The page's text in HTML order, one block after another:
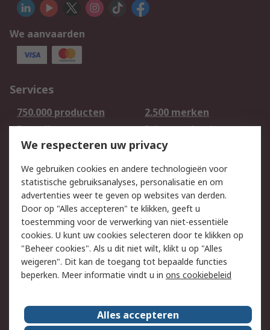
We aanvaarden
Services
750.000 producten
2.500 merken
Bestellen
Inkoopoplossingen
Retouren
Technisch advies
Track & Trace
Wettelijk
Cookiebeleid
Email veiligheid
Privacybeleid -
Bijgewerkt
Websitevoorwaarden
Algemene
verkoopvoorwaarden
Over RS
We respecteren uw privacy
We gebruiken cookies en andere technologieën voor
statistische gebruiksanalyses, personalisatie en om
advertenties weer te geven op websites van derden.
Door op "Alles accepteren" te klikken, geeft u
toestemming voor de verwerking van niet-essentiële
cookies. U kunt uw cookies selecteren door te klikken op
"Beheer cookies". Als u dit niet wilt, klikt u op "Alles
weigeren". Dit kan de toegang tot bepaalde functies
beperken. Meer informatie vindt u in ons cookiebeleid
Alles accepteren